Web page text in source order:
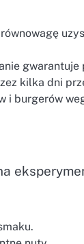
kilka dni
i burgerów